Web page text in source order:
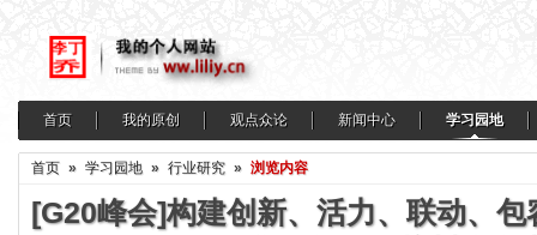
首页 我的原创 观点众论 新闻中心 学习园地
首页 » 学习园地 » 行业研究 » 浏览内容
[G20峰会]构建创新、活力、联动、